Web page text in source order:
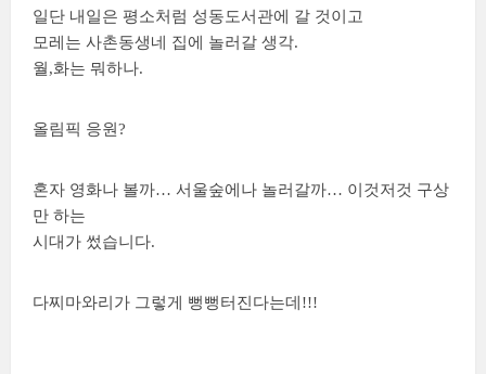
일단 내일은 평소처럼 성동도서관에 갈 것이고
모레는 사촌동생네 집에 놀러갈 생각.
월,화는 뭐하나.
올림픽 응원?
혼자 영화나 볼까… 서울숲에나 놀러갈까… 이것저것 구상
만 하는
시대가 썼습니다.
다찌마와리가 그렇게 뻥뻥터진다는데!!!